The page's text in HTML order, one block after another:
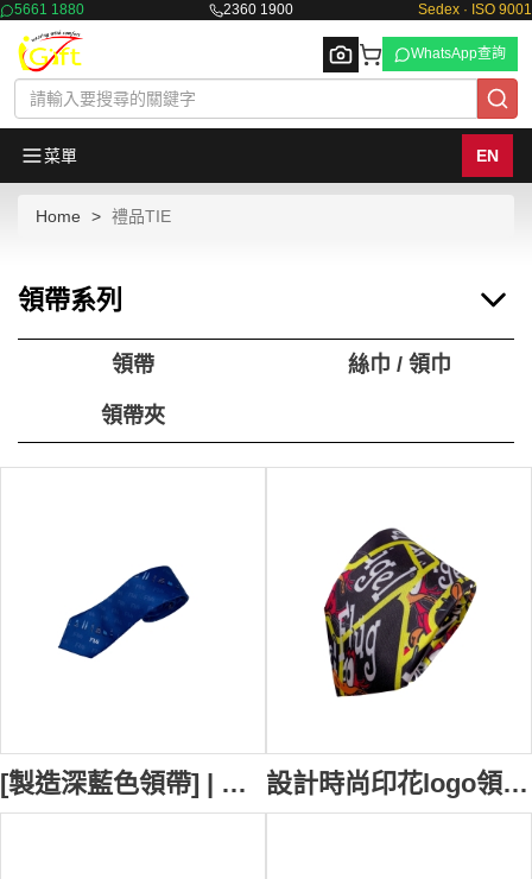
5661 1880 2360 1900 Sedex · ISO 9001
WhatsApp查詢
菜單 EN
Home 禮品TIE
領帶系列
領帶 絲巾 / 領巾
領帶夾
[製造深藍色領帶] | 印有各種建築物剪影 | 領呔搭配 | 領帶供應商 | 投資公司員工領帶 | FMI | TI192 設計時尚印花logo領帶 訂製男裝領帶 嘻哈街頭 潮流 領帶製造商 TI180